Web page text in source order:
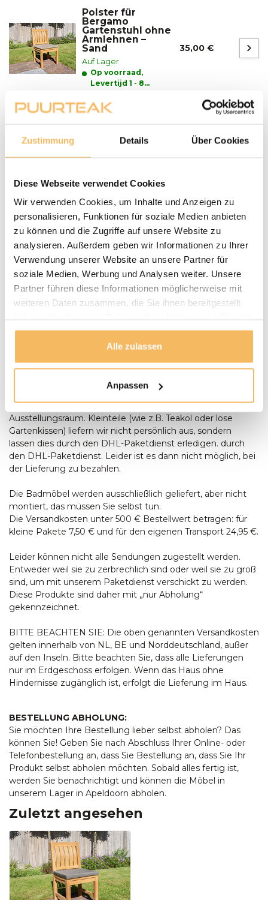
Zustimmung Details Über Cookies
Diese Webseite verwendet Cookies
Wir verwenden Cookies, um Inhalte und Anzeigen zu
personalisieren, Funktionen für soziale Medien anbieten
zu können und die Zugriffe auf unsere Website zu
analysieren. Außerdem geben wir Informationen zu Ihrer
Verwendung unserer Website an unsere Partner für
soziale Medien, Werbung und Analysen weiter. Unsere
Partner führen diese Informationen möglicherweise mit
weiteren Daten zusammen, die Sie ihnen bereitgestellt
gesammelt haben.
Alle zulassen
Anpassen
Polster für
Bergamo
Gartenstuhl ohne
Armlehnen –
Sand
Auf Lager
Op voorraad,
Levertijd 1 - 8
35,00 €
We helpen je graag bij het maken van de juiste keuze
voor jouw inrichting.
LIEFERN:
Puurteak.de hat einen eigenen Lieferservice und liefert die
Möbel nach Absprache zu Ihnen nach Hause. Wir werden
Wir setzen uns mit Ihnen in Verbindung und vereinbaren
mit Ihnen einen Termin für die Lieferung. Unsere
Gartenmöbel werden bei Bedarf von unserem Fahrer
montiert und aufgestellt. Anlieferungen erfolgen nur
ebenerdig. Bei der Lieferung eines Baumstamm-Tisches
anwesend sein, um Aufstellen des Tisches anwesend sein.
Bestellungen ab € 500,- werden kostenlos geliefert. Sie
bezahlen, Wenn die Umstände es Ihnen unmöglich
machen, bei der Lieferung zu bezahlen, können Sie auch
per Banküberweisung oder in unserem Ausstellungsraum
bezahlen. Lieferung per Banküberweisung oder in unserem
Ausstellungsraum. Kleinteile (wie z.B. Teaköl oder lose
Gartenkissen) liefern wir nicht persönlich aus, sondern
lassen dies durch den DHL-Paketdienst erledigen. durch
den DHL-Paketdienst. Leider ist es dann nicht möglich, bei
der Lieferung zu bezahlen.
Die Badmöbel werden ausschließlich geliefert, aber nicht
montiert, das müssen Sie selbst tun.
Die Versandkosten unter 500 € Bestellwert betragen: für
kleine Pakete 7,50 € und für den eigenen Transport 24,95 €.
Leider können nicht alle Sendungen zugestellt werden.
Entweder weil sie zu zerbrechlich sind oder weil sie zu groß
sind, um mit unserem Paketdienst verschickt zu werden.
Diese Produkte sind daher mit „nur Abholung“
gekennzeichnet.
BITTE BEACHTEN SIE: Die oben genannten Versandkosten
gelten innerhalb von NL, BE und Norddeutschland, außer
auf den Inseln. Bitte beachten Sie, dass alle Lieferungen
nur im Erdgeschoss erfolgen. Wenn das Haus ohne
Hindernisse zugänglich ist, erfolgt die Lieferung im Haus.
BESTELLUNG ABHOLUNG:
Sie möchten Ihre Bestellung lieber selbst abholen? Das
können Sie! Geben Sie nach Abschluss Ihrer Online- oder
Telefonbestellung an, dass Sie Bestellung an, dass Sie Ihr
Produkt selbst abholen möchten. Sobald alles fertig ist,
werden Sie benachrichtigt und können die Möbel in
unserem Lager in Apeldoorn abholen.
Zuletzt angesehen